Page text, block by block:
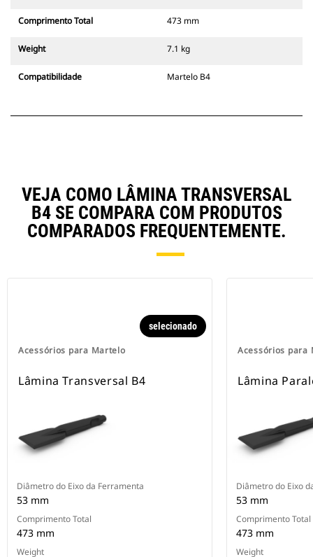
Comprimento Total 473 mm
Weight 7.1 kg
Compatibilidade Martelo B4
VEJA COMO LÂMINA TRANSVERSAL
B4 SE COMPARA COM PRODUTOS
COMPARADOS FREQUENTEMENTE.
Acessórios para Martelo
selecionado
Lâmina Transversal B4
Diâmetro do Eixo da Ferramenta
53 mm
Comprimento Total
473 mm
Weight
Acessórios para
Lâmina
Diâmetro do Eixo
53 mm
Comprimento Total
473 mm
Weight